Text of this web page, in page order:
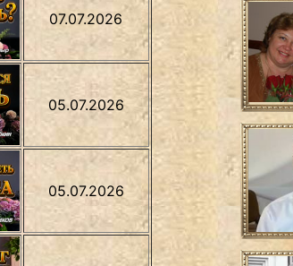
07.07.2026
05.07.2026
05.07.2026